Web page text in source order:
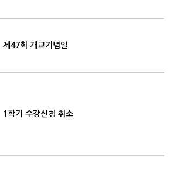
제47회 개교기념일
1학기 수강신청 취소